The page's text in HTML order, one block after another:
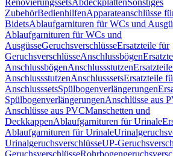
RenovierungssetsAbdeckplattenSonstiges
ZubehörBedienhilfenApparateanschlüsse
BidetsAblaufgarnituren für WCs und
Ablaufgarnituren für WCs und
AusgüsseGeruchsverschlüsseErsatzteile für
GeruchsverschlüsseAnschlussbögen
AnschlussbögenAnschlussstutzen
AnschlussstutzenAnschlusssetsErsatzteile
AnschlusssetsSpülbogenverlängerungen
SpülbogenverlängerungenAnschlüsse aus
Anschlüsse aus PVCManschetten und
DeckkappenAblaufgarnituren für Urinale
Ablaufgarnituren für Urinale
UrinalgeruchsverschlüsseUP-
Geruchsverschlüsse